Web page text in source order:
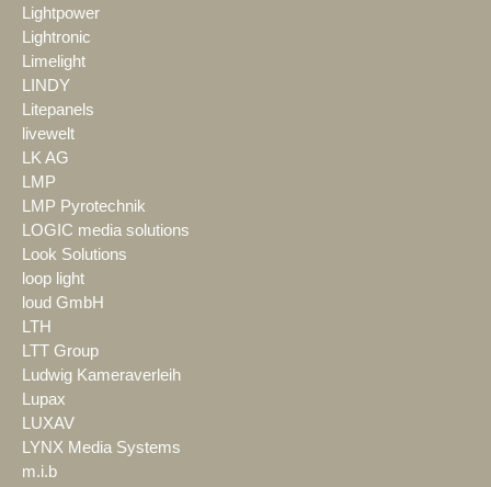
Lightpower
Lightronic
Limelight
LINDY
Litepanels
livewelt
LK AG
LMP
LMP Pyrotechnik
LOGIC media solutions
Look Solutions
loop light
loud GmbH
LTH
LTT Group
Ludwig Kameraverleih
Lupax
LUXAV
LYNX Media Systems
m.i.b